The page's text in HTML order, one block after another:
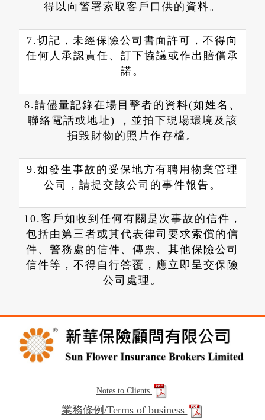
得以向警署索取客戶口供的資料。
7.切記，未經保險公司書面許可，不得向
任何人承認責任、訂下協議或作出賠償承
諾。
8.請儘量記錄在場目擊者的資料(如姓名、
聯絡電話或地址) ，並拍下現場環境及該
損毀財物的照片作存檔。
9.如發生事故的受保地方有聘用物業管理
公司，請提交該公司的事件報告。
10.客戶如收到任何有關是次事故的信件，
包括由第三者或其代表律司要求索償的信
件、警務處的信件、傳票、其他保險公司
信件等，不得自行答覆，應立即呈交保險
公司處理。
Notes to Clients
業務條例/Terms of business